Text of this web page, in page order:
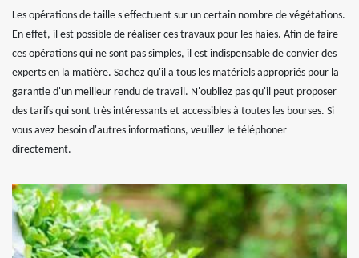
Les opérations de taille s'effectuent sur un certain nombre de végétations.
En effet, il est possible de réaliser ces travaux pour les haies. Afin de faire
ces opérations qui ne sont pas simples, il est indispensable de convier des
experts en la matière. Sachez qu'il a tous les matériels appropriés pour la
garantie d'un meilleur rendu de travail. N'oubliez pas qu'il peut proposer
des tarifs qui sont très intéressants et accessibles à toutes les bourses. Si
vous avez besoin d'autres informations, veuillez le téléphoner
directement.